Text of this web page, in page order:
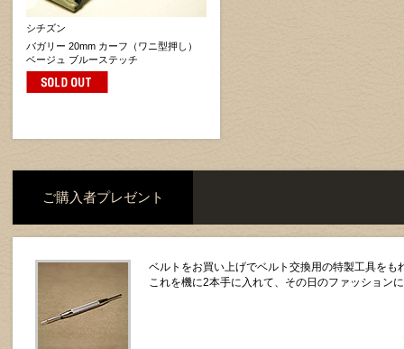
シチズン
バガリー 20mm カーフ（ワニ型押し）
ベージュ ブルーステッチ
ご購入者プレゼント
ベルトをお買い上げでベルト交換用の特製工具をも
これを機に2本手に入れて、その日のファッション